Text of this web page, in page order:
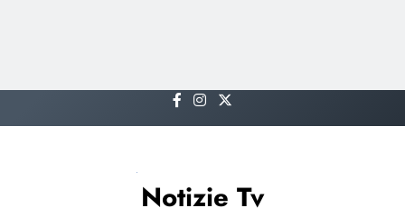
to
Notizie Tv